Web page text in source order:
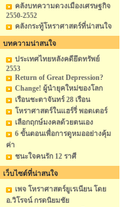
คลังบทความดวงเมืองเศรษฐกิจ
2550-2552
คลังกระทู้โหราศาสตร์ที่น่าสนใจ
บทความน่าสนใจ
ประเทศไทยหลังคดียึดทรัพย์
2553
Return of Great Depression?
Change! ผู้นำยุคใหม่ของโลก
เรือนชะตาจันทร์ 28 เรือน
โหราศาสตร์ในแฮร์รี่ พอตเตอร์
เลือกฤกษ์มงคลด้วยตนเอง
6 ขั้นตอนเพื่อการดูหมออย่างคุ้ม
ค่า
ชนะใจคนรัก 12 ราศี
เว็บไซต์ที่น่าสนใจ
เพจ โหราศาสตร์ยูเรเนียน โดย
อ.วิโรจน์ กรดนิยมชัย